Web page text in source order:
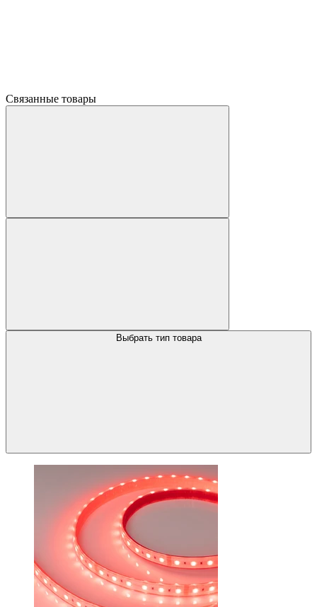
Связанные товары
Выбрать тип товара